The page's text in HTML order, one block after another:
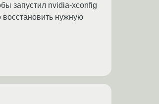
запустил nvidia-xconfig
нужную